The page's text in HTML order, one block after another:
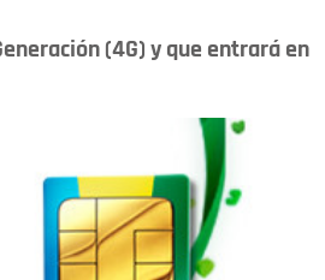
(4G) y que entrará en